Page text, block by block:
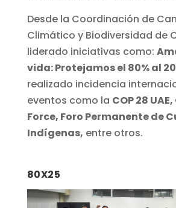
Desde la Coordinación de
Climático y Biodiversidad de
liderado iniciativas como:
vida: Protejamos el 80% al
realizado incidencia
eventos como la COP 28
Force, Foro Permanente de
Indígenas, entre otros.
80X25